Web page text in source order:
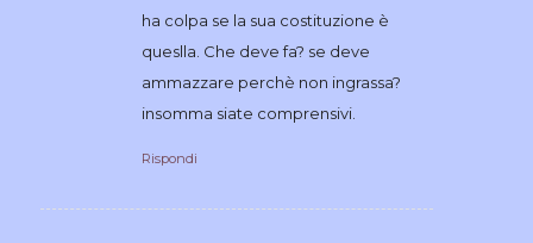
ha colpa se la sua costituzione è
queslla. Che deve fa? se deve
ammazzare perchè non ingrassa?
insomma siate comprensivi.
Rispondi